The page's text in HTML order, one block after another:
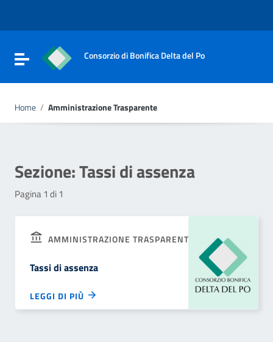
Vai al footer
Attiva / disattiva la navigazione
Consorzio di Bonifica Delta del Po
Home / Amministrazione Trasparente
Sezione:Tassi di assenza
Pagina 1 di 1
AMMINISTRAZIONE TRASPARENTE
Tassi di assenza
LEGGI DI PIÙ